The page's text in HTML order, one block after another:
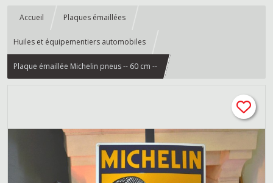
Accueil Plaques émaillées
Huiles et équipementiers automobiles
Plaque émaillée Michelin pneus -- 60 cm --